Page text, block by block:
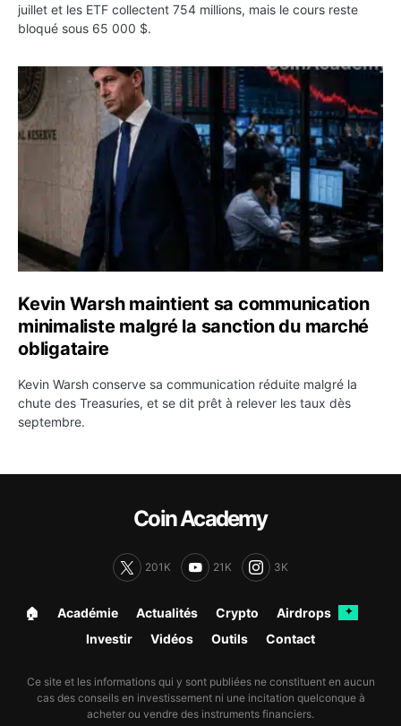
juillet et les ETF collectent 754 millions, mais le cours reste
bloqué sous 65 000 $.
Kevin Warsh maintient sa communication minimaliste
Kevin Warsh maintient sa communication
minimaliste malgré la sanction du marché
obligataire
Kevin Warsh conserve sa communication réduite malgré la
chute des Treasuries, et se dit prêt à relever les taux dès
septembre.
Coin Academy
201K 21K 3K
🏠︎ Académie Actualités Crypto Airdrops ✦
Investir Vidéos Outils Contact
Ce site et les informations qui y sont publiées ne constituent en aucun
cas des conseils en investissement ni une incitation quelconque à
acheter ou vendre des instruments financiers.